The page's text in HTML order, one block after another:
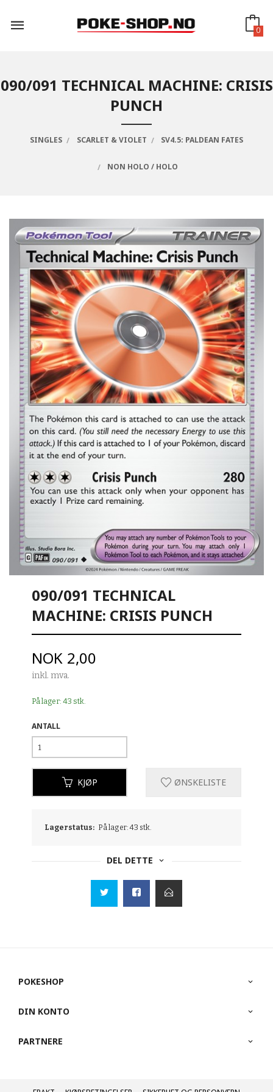
innholdet
0
090/091 TECHNICAL MACHINE: CRISIS
PUNCH
SINGLES SCARLET & VIOLET SV4.5: PALDEAN FATES
NON HOLO / HOLO
090/091 TECHNICAL
MACHINE: CRISIS PUNCH
Pris
NOK 2,00
inkl. mva.
På lager: 43 stk.
ANTALL
KJØP ØNSKELISTE
Lagerstatus: På lager: 43 stk.
DEL DETTE
POKESHOP
DIN KONTO
PARTNERE